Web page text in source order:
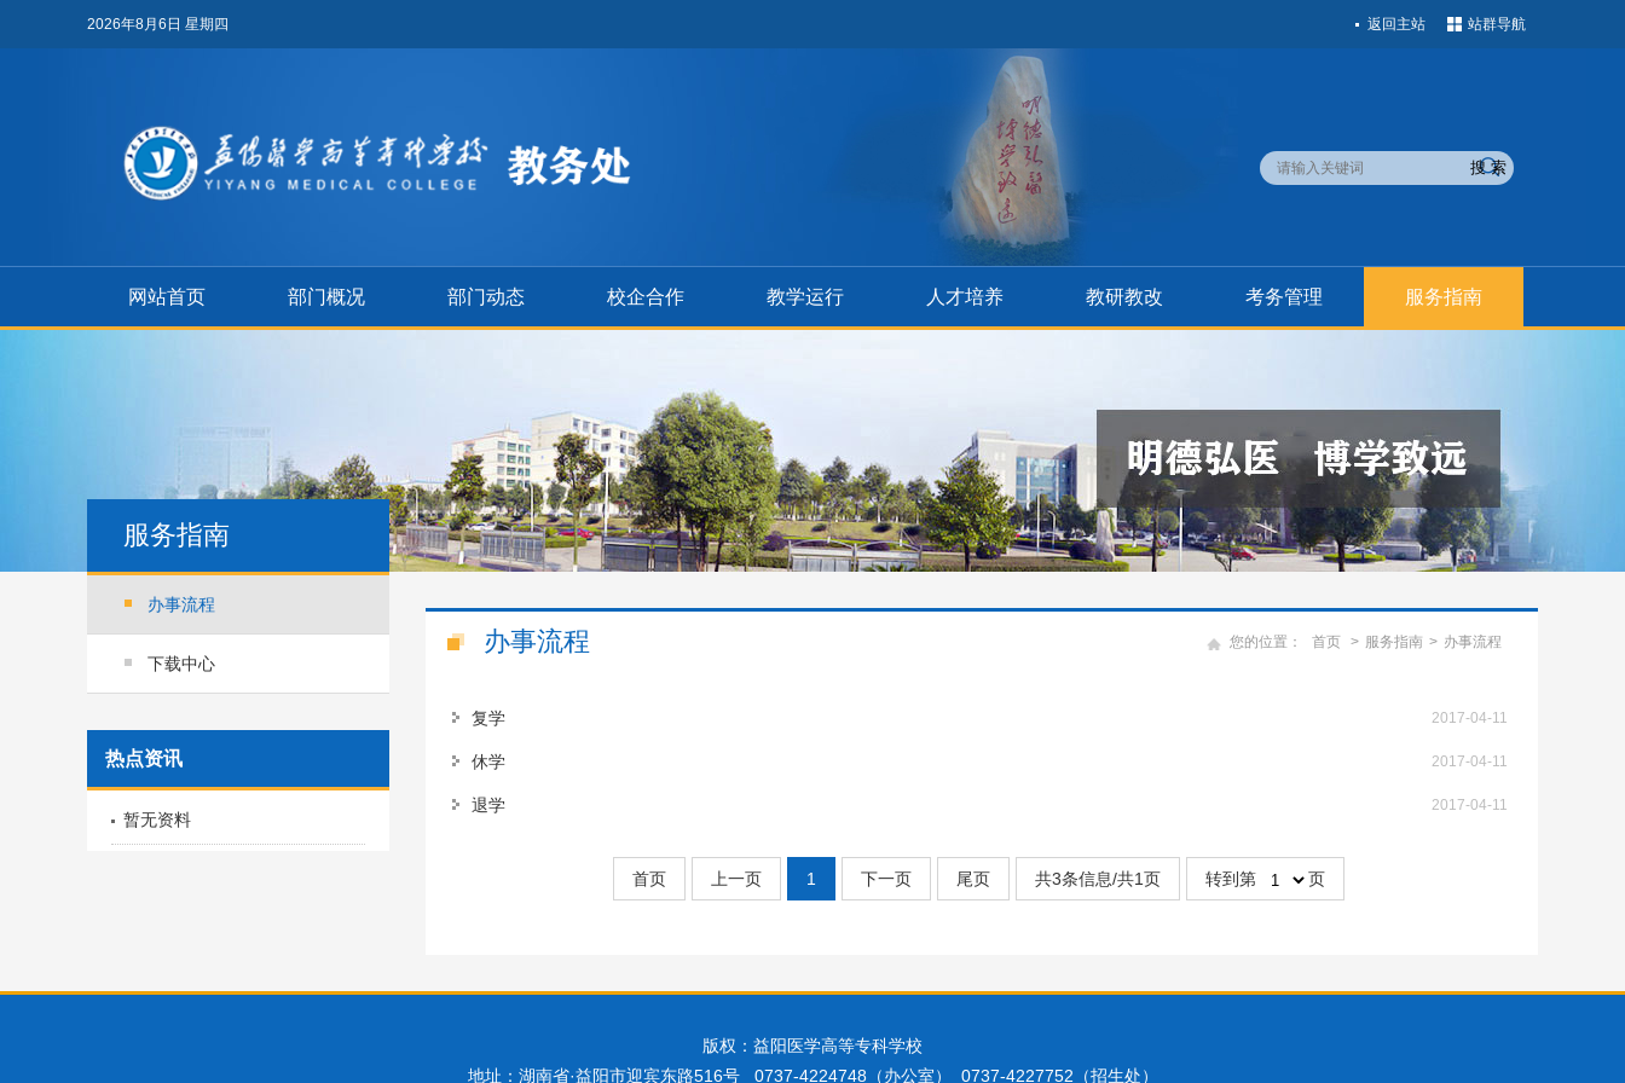
返回主站 站群导航
2026年8月6日 星期四
网站首页 部门概况 部门动态 校企合作 教学运行 人才培养 教研教改 考务管理 服务指南
服务指南
办事流程
下载中心
热点资讯
暂无资料
您的位置： 首页 > 服务指南 > 办事流程
办事流程
2017-04-11
复学
2017-04-11
休学
2017-04-11
退学
首页 上一页 1 下一页 尾页 共3条信息/共1页 转到第 页
版权：益阳医学高等专科学校
地址：湖南省·益阳市迎宾东路516号 0737-4224748（办公室） 0737-4227752（招生处）